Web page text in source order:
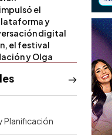
el
y
digital
el festival
y Olga
Planificación